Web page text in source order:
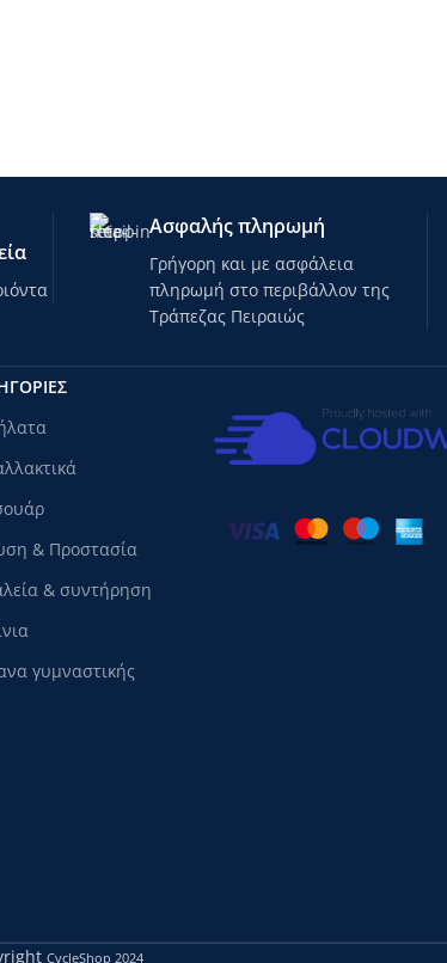
Ασφαλής πληρωμή
Γρήγορη και με ασφάλεια
πληρωμή στο περιβάλλον της
Τράπεζας Πειραιώς
& Προστασία
& συντήρηση
γυμναστικής
CycleShop 2024